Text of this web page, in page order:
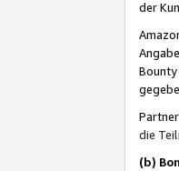
der
die
(b)